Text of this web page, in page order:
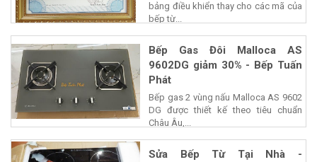
bảng điều khiển thay cho các mã của
bếp từ...
Bếp Gas Đôi Malloca AS
9602DG giảm 30% - Bếp Tuấn
Phát
Bếp gas 2 vùng nấu Malloca AS 9602
DG được thiết kế theo tiêu chuẩn
Châu Âu,...
Sửa Bếp Từ Tại Nhà -